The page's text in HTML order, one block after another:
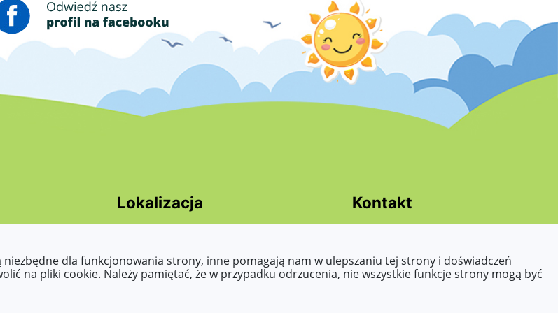
raporty,
Lokalizacja Kontakt
konin.pl
dla funkcjonowania strony, inne pomagają nam w ulepszaniu tej strony i doświadczeń
na pliki cookie. Należy pamiętać, że w przypadku odrzucenia, nie wszystkie funkcje strony mogą być